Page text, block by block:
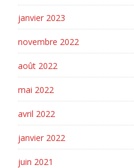
janvier 2023
novembre 2022
août 2022
mai 2022
avril 2022
janvier 2022
juin 2021